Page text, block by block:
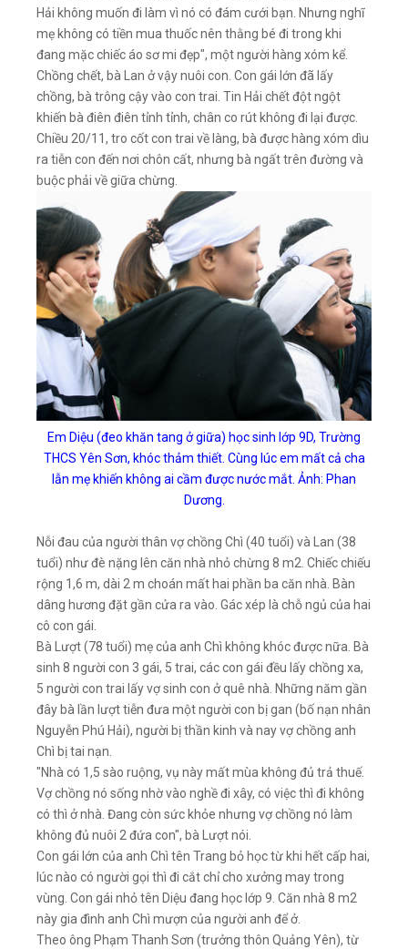
Hải không muốn đi làm vì nó có đám cưới bạn. Nhưng nghĩ
mẹ không có tiền mua thuốc nên thằng bé đi trong khi
đang mặc chiếc áo sơ mi đẹp", một người hàng xóm kể.
Chồng chết, bà Lan ở vậy nuôi con. Con gái lớn đã lấy
chồng, bà trông cậy vào con trai. Tin Hải chết đột ngột
khiến bà điên điên tỉnh tỉnh, chân co rút không đi lại được.
Chiều 20/11, tro cốt con trai về làng, bà được hàng xóm dìu
ra tiễn con đến nơi chôn cất, nhưng bà ngất trên đường và
buộc phải về giữa chừng.
Em Diệu (đeo khăn tang ở giữa) học sinh lớp 9D, Trường
THCS Yên Sơn, khóc thảm thiết. Cùng lúc em mất cả cha
lẫn mẹ khiến không ai cầm được nước mắt. Ảnh: Phan
Dương.
Nỗi đau của người thân vợ chồng Chì (40 tuổi) và Lan (38
tuổi) như đè nặng lên căn nhà nhỏ chừng 8 m2. Chiếc chiếu
rộng 1,6 m, dài 2 m choán mất hai phần ba căn nhà. Bàn
dâng hương đặt gần cửa ra vào. Gác xép là chỗ ngủ của hai
cô con gái.
Bà Lượt (78 tuổi) mẹ của anh Chì không khóc được nữa. Bà
sinh 8 người con 3 gái, 5 trai, các con gái đều lấy chồng xa,
5 người con trai lấy vợ sinh con ở quê nhà. Những năm gần
đây bà lần lượt tiễn đưa một người con bị gan (bố nạn nhân
Nguyễn Phú Hải), người bị thần kinh và nay vợ chồng anh
Chì bị tai nạn.
"Nhà có 1,5 sào ruộng, vụ này mất mùa không đủ trả thuế.
Vợ chồng nó sống nhờ vào nghề đi xây, có việc thì đi không
có thì ở nhà. Đang còn sức khỏe nhưng vợ chồng nó làm
không đủ nuôi 2 đứa con", bà Lượt nói.
Con gái lớn của anh Chì tên Trang bỏ học từ khi hết cấp hai,
lúc nào có người gọi thì đi cắt chỉ cho xưởng may trong
vùng. Con gái nhỏ tên Diệu đang học lớp 9. Căn nhà 8 m2
này gia đình anh Chì mượn của người anh để ở.
Theo ông Phạm Thanh Sơn (trưởng thôn Quảng Yên), từ